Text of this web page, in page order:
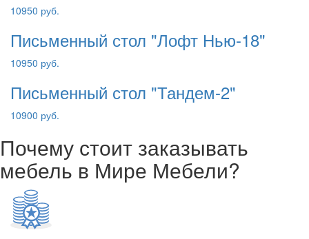
10950 руб.
Письменный стол "Лофт Нью-18"
10950 руб.
Письменный стол "Тандем-2"
10900 руб.
Почему стоит заказывать
мебель в Мире Мебели?